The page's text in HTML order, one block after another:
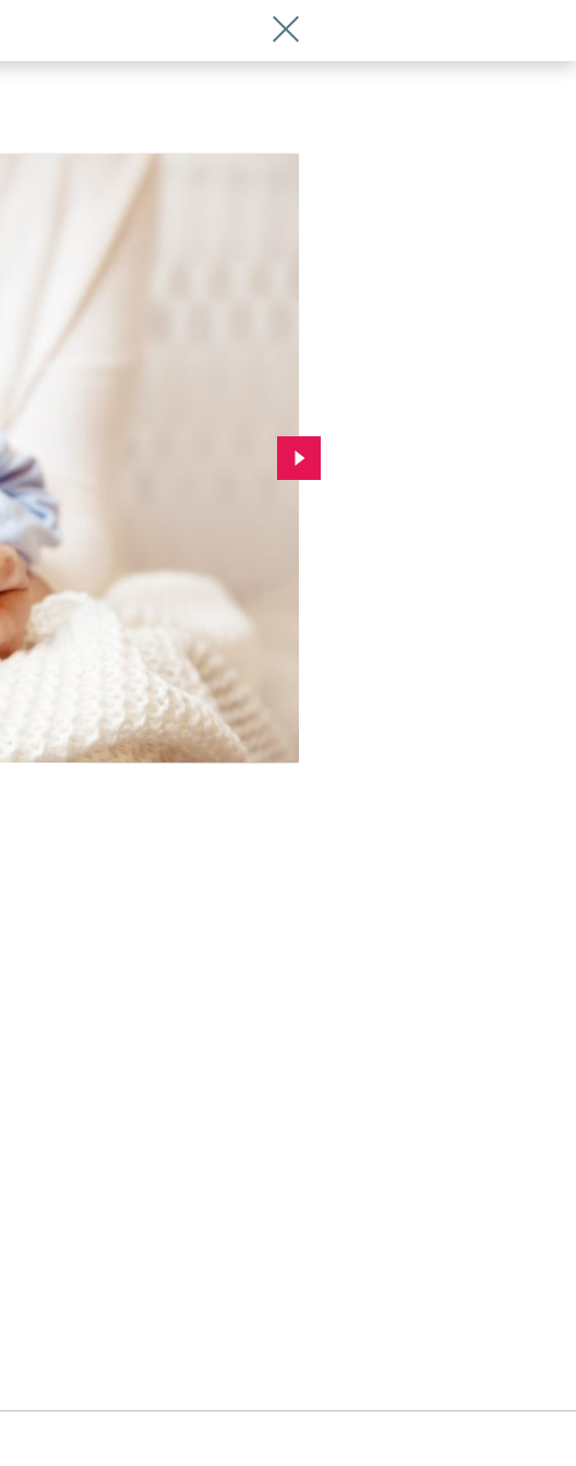
Wróć do artykułu TOP 10 imion dla
Przejdź do kolejnego zdjęcia.